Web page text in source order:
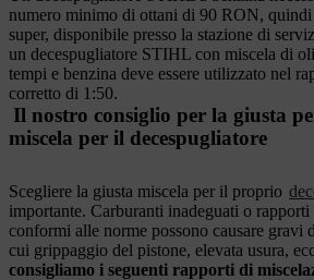
numero minimo di ottani di 90 RON, quindi
super, disponibile presso la stazione di
un decespugliatore STIHL con miscela di
tempi e benzina deve essere utilizzato nel
corretto di 1:50.
Il nostro consiglio per la giusta
miscela per il decespugliatore
Scegliere la giusta miscela per il proprio
importante. Carburanti inadeguati o
conformi alle norme possono causare gravi
cui grippaggio del pistone, elevata usura,
consigliamo i seguenti rapporti di